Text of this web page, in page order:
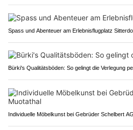
Spass und Abenteuer am Erlebnisflugplatz
Bürki's Qualitätsböden: So gelingt die Verlegung
Individuelle Möbelkunst bei Gebrüder Schelbert